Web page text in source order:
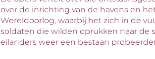
over de inrichting van de havens en
Wereldoorlog, waarbij het zich in de
soldaten die wilden oprukken naar de
eilanders weer een bestaan